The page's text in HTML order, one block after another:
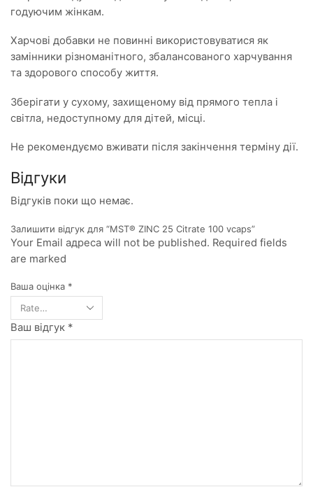
годуючим жінкам.
Харчові добавки не повинні використовуватися як
замінники різноманітного, збалансованого харчування
та здорового способу життя.
Зберігати у сухому, захищеному від прямого тепла і
світла, недоступному для дітей, місці.
Не рекомендуємо вживати після закінчення терміну дії.
Відгуки
Відгуків поки що немає.
Залишити відгук для “MST® ZINC 25 Citrate 100 vcaps”
Your Email адреса will not be published. Required fields
are marked
Ваша оцінка *
Ваш відгук *